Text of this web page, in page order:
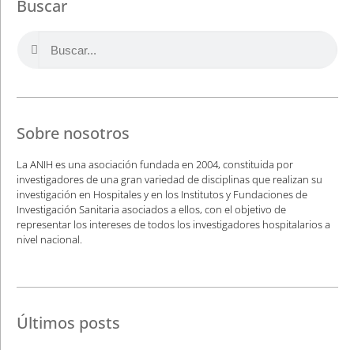
Buscar
Sobre nosotros
La ANIH es una asociación fundada en 2004, constituida por
investigadores de una gran variedad de disciplinas que realizan su
investigación en Hospitales y en los Institutos y Fundaciones de
Investigación Sanitaria asociados a ellos, con el objetivo de
representar los intereses de todos los investigadores hospitalarios a
nivel nacional.
Últimos posts